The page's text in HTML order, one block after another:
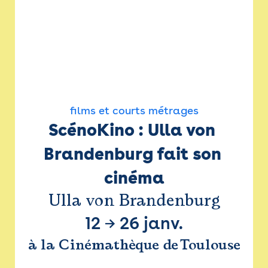
films et courts métrages
ScénoKino : Ulla von
Brandenburg fait son
cinéma
Ulla von Brandenburg
12 → 26 janv.
à la Cinémathèque de Toulouse